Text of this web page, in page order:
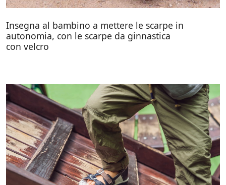
Insegna al bambino a mettere le scarpe in
autonomia, con le scarpe da ginnastica
con velcro